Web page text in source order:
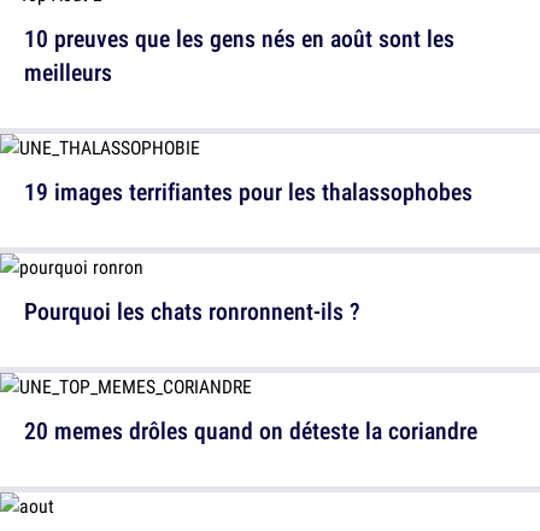
10 preuves que les gens nés en août sont les
meilleurs
Pourquoi les chats ronronnent-ils ?
19 images terrifiantes pour les thalassophobes
20 memes drôles quand on déteste la coriandre